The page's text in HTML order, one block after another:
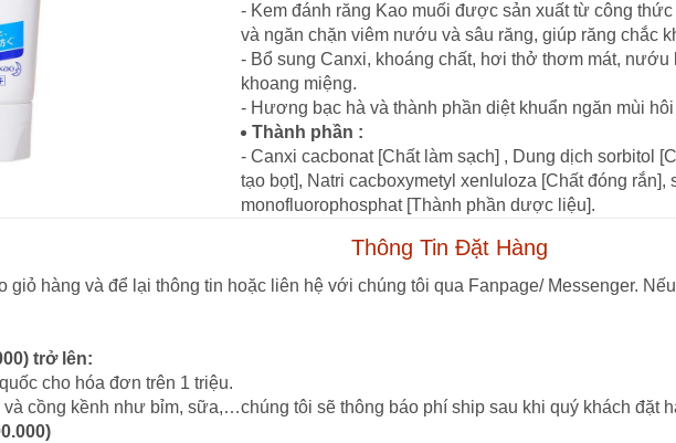
- Kem đánh răng Kao muối được sản xuất từ công
và ngăn chặn viêm nướu và sâu răng, giúp răng chắc
- Bổ sung Canxi, khoáng chất, hơi thở thơm mát,
khoang miệng.
- Hương bạc hà và thành phần diệt khuẩn ngăn mùi
Thành phần :
- Canxi cacbonat [Chất làm sạch] , Dung dịch sorbitol
tạo bọt], Natri cacboxymetyl xenluloza [Chất đóng
monofluorophosphat [Thành phần dược liệu].
Thông Tin Đặt Hàng
giỏ hàng và để lại thông tin hoặc liên hệ với chúng tôi qua Fanpage/ Messenger.
trở lên:
cho hóa đơn trên 1 triệu.
cồng kềnh như bỉm, sữa,…chúng tôi sẽ thông báo phí ship sau khi quý khách đặt